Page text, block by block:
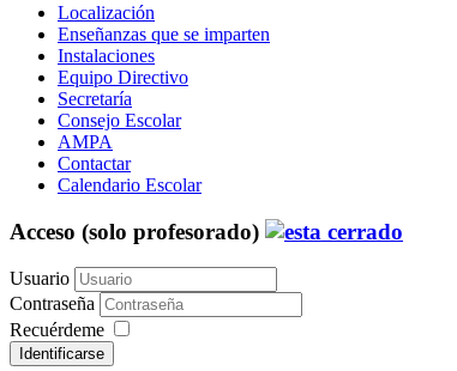
Localización
Enseñanzas que se imparten
Instalaciones
Equipo Directivo
Secretaría
Consejo Escolar
AMPA
Contactar
Calendario Escolar
Acceso (solo profesorado)
Usuario
Contraseña
Recuérdeme
Identificarse